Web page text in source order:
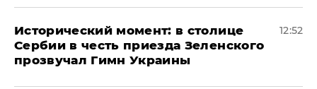
Исторический момент: в столице
Сербии в честь приезда Зеленского
прозвучал Гимн Украины
12:52